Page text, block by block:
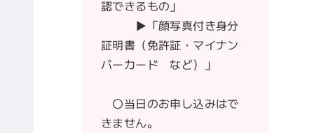
認できるもの」
▶「顔写真付き身分
証明書（免許証・マイナン
バーカード など）」
〇当日のお申し込みはで
きません。